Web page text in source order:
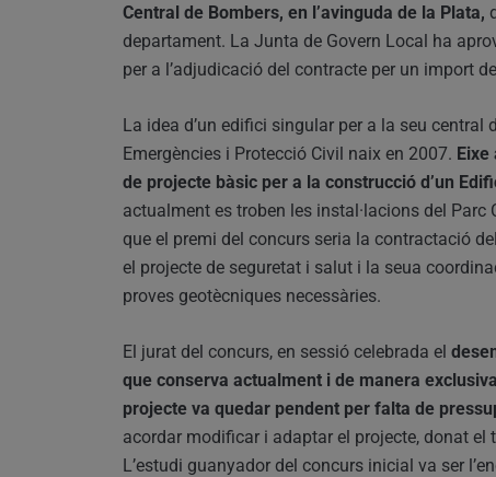
Central de Bombers, en l’avinguda de la Plata,
departament. La Junta de Govern Local ha
per a l’adjudicació del contracte per un import
La idea d’un edifici singular per a la seu central
Emergències i Protecció Civil naix en 2007. Eixe
de projecte bàsic per a la construcció d’un
actualment es troben les instal·lacions del Parc
que el premi del concurs seria la contractació
el projecte de seguretat i salut i la seua
proves geotècniques necessàries.
El jurat del concurs, en sessió celebrada el
que conserva actualment i de manera
projecte va quedar pendent per falta de
acordar modificar i adaptar el projecte, donat
L’estudi guanyador del concurs inicial va ser